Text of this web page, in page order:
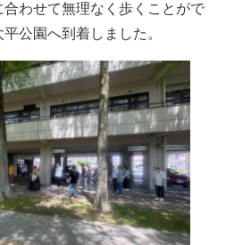
わせて無理なく歩くことがで
公園へ到着しました。